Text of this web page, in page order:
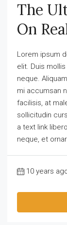
The
On
Lorem ipsum
elit. Duis
neque.
mi accumsan
facilisis, at
sollicitudin
a text link
neque, et
10 years